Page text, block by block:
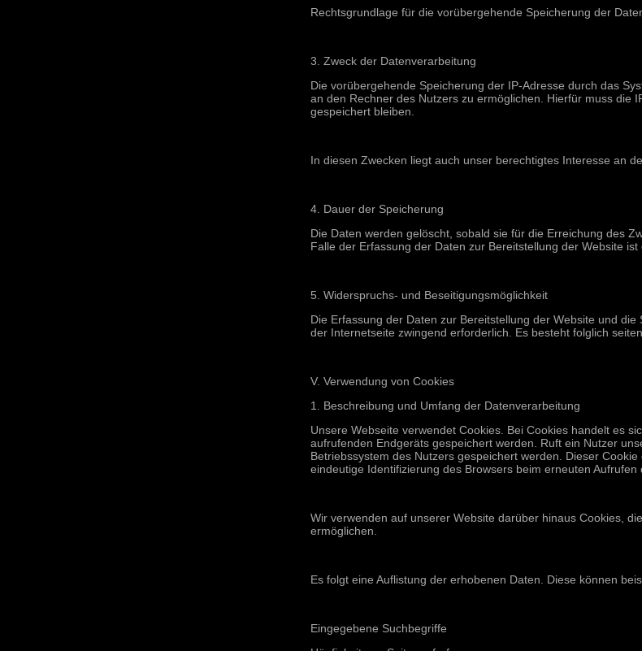
Rechtsgrundlage für die vorübergehende Speicherung der
3. Zweck der Datenverarbeitung
Die vorübergehende Speicherung der IP-Adresse durch das
an den Rechner des Nutzers zu ermöglichen. Hierfür muss die
gespeichert bleiben.
In diesen Zwecken liegt auch unser berechtigtes Interesse an
4. Dauer der Speicherung
Die Daten werden gelöscht, sobald sie für die Erreichung des
Falle der Erfassung der Daten zur Bereitstellung der Website
5. Widerspruchs- und Beseitigungsmöglichkeit
Die Erfassung der Daten zur Bereitstellung der Website und
der Internetseite zwingend erforderlich. Es besteht folglich
V. Verwendung von Cookies
1. Beschreibung und Umfang der Datenverarbeitung
Unsere Webseite verwendet Cookies. Bei Cookies handelt es
aufrufenden Endgeräts gespeichert werden. Ruft ein Nutzer
Betriebssystem des Nutzers gespeichert werden. Dieser
eindeutige Identifizierung des Browsers beim erneuten Aufrufen
Wir verwenden auf unserer Website darüber hinaus Cookies,
ermöglichen.
Es folgt eine Auflistung der erhobenen Daten. Diese können
Eingegebene Suchbegriffe